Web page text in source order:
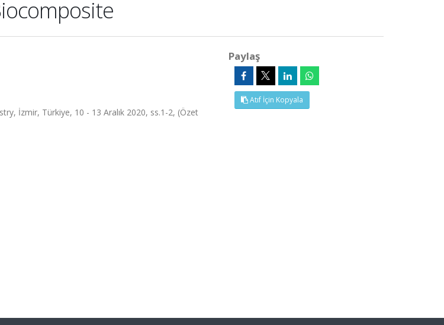
İzmir, Türkiye, 10 - 13 Aralık 2020, ss.1-2, (Özet
Paylaş
Atıf İçin Kopyala